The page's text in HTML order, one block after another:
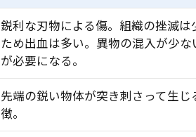
鋭利な刃物による傷。組織の挫滅
ため出血は多い。異物の混入が少
が必要になる。
先端の鋭い物体が突き刺さって生
徴。